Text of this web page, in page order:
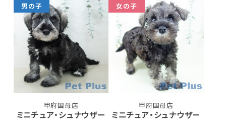
男の子
甲府国母店
ミニチュア・シュナウザー
女の子
甲府国母店
ミニチュア・シュナウザー